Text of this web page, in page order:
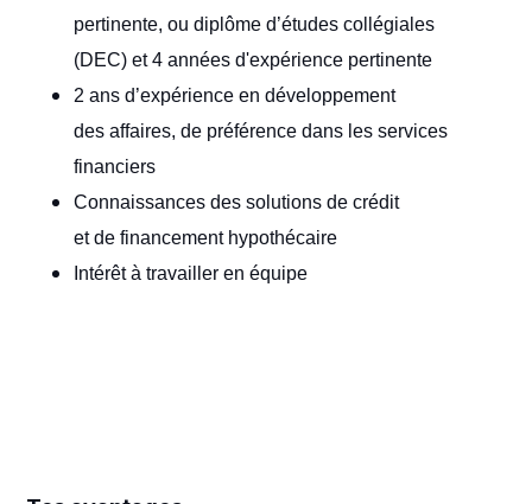
pertinente, ou diplôme d’études collégiales
(DEC) et 4 années d'expérience pertinente
2 ans d’expérience en développement
des affaires, de préférence dans les services
financiers
Connaissances des solutions de crédit
et de financement hypothécaire
Intérêt à travailler en équipe